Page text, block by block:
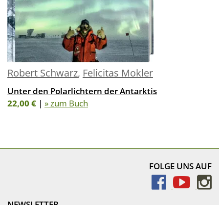
Robert Schwarz, Felicitas Mokler
Unter den Polarlichtern der Antarktis
22,00 € | » zum Buch
FOLGE UNS AUF